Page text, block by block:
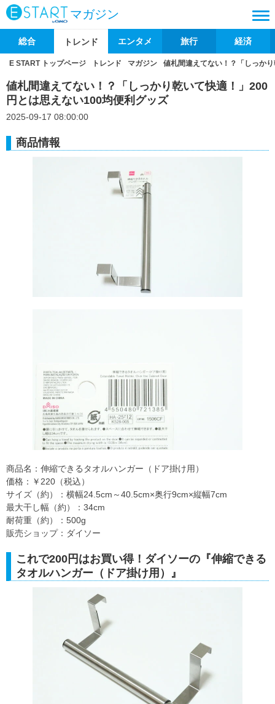
マガジン
総合 トレンド エンタメ 旅行 経済
E START トップページ トレンド マガジン 値札間違えてない！？「しっか
値札間違えてない！？「しっかり乾いて快適！」200
円とは思えない100均便利グッズ
2025-09-17 08:00:00
商品情報
商品名：伸縮できるタオルハンガー（ドア掛け用）
価格：￥220（税込）
サイズ（約）：横幅24.5cm～40.5cm×奥行9cm×縦幅7cm
最大干し幅（約）：34cm
耐荷重（約）：500g
販売ショップ：ダイソー
これで200円はお買い得！ダイソーの『伸縮できる
タオルハンガー（ドア掛け用）』